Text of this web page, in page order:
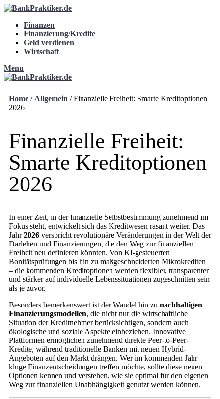
Finanzen
Finanzierung/Kredite
Geld verdienen
Wirtschaft
Menu
Home / Allgemein /Finanzielle Freiheit: Smarte Kreditoptionen
2026
Finanzielle Freiheit:
Smarte Kreditoptionen
2026
In einer Zeit, in der finanzielle Selbstbestimmung zunehmend im
Fokus steht, entwickelt sich das Kreditwesen rasant weiter. Das
Jahr2026 verspricht revolutionäre Veränderungen in der Welt der
Darlehen und Finanzierungen, die den Weg zur finanziellen
Freiheit neu definieren könnten. Von KI-gesteuerten
Bonitätsprüfungen bis hin zu maßgeschneiderten Mikrokrediten
– die kommenden Kreditoptionen werden flexibler, transparenter
und stärker auf individuelle Lebenssituationen zugeschnitten sein
als je zuvor.
Besonders bemerkenswert ist der Wandel hin zu nachhaltigen
Finanzierungsmodellen, die nicht nur die wirtschaftliche
Situation der Kreditnehmer berücksichtigen, sondern auch
ökologische und soziale Aspekte einbeziehen. Innovative
Plattformen ermöglichen zunehmend direkte Peer-to-Peer-
Kredite, während traditionelle Banken mit neuen Hybrid-
Angeboten auf den Markt drängen. Wer im kommenden Jahr
kluge Finanzentscheidungen treffen möchte, sollte diese neuen
Optionen kennen und verstehen, wie sie optimal für den eigenen
Weg zur finanziellen Unabhängigkeit genutzt werden können.